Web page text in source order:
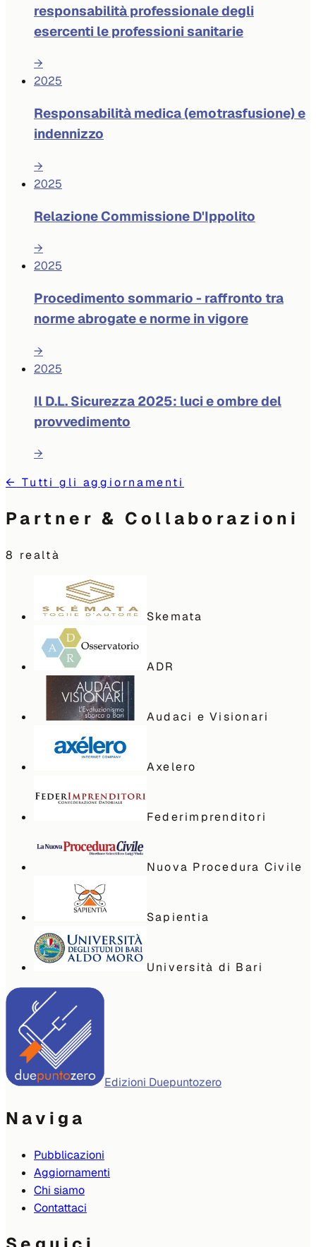
responsabilità professionale degli
esercenti le professioni sanitarie
→
2025
Responsabilità medica (emotrasfusione) e
indennizzo
→
2025
Relazione Commissione D'Ippolito
→
2025
Procedimento sommario - raffronto tra
norme abrogate e norme in vigore
→
2025
Il D.L. Sicurezza 2025: luci e ombre del
provvedimento
→
← Tutti gli aggiornamenti
Partner & Collaborazioni
8 realtà
Skemata
ADR
Audaci e Visionari
Axelero
Federimprenditori
Nuova Procedura Civile
Sapientia
Università di Bari
Edizioni Duepuntozero
Naviga
Pubblicazioni
Aggiornamenti
Chi siamo
Contattaci